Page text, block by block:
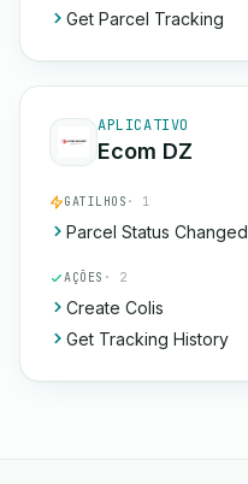
Get Parcel Tracking
APLICATIVO
Ecom DZ
GATILHOS · 1
Parcel Status Changed
AÇÕES · 2
Create Colis
Get Tracking History